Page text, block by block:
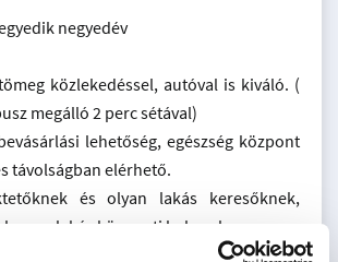
negyedév
közlekedéssel, autóval is kiváló. (
megálló 2 perc sétával)
lehetőség, egészség központ
távolságban elérhető.
és olyan lakás keresőknek,
a lakás központi helyen legyen.